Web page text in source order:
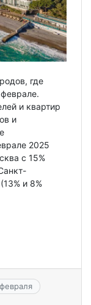
где
и квартир
и
2025
с 15%
и 8%